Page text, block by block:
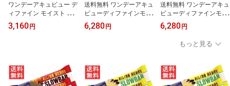
ワンデーアキュビュー デ
ィファイン モイスト 30
枚入 1箱 ジョンソン・エ
ンド・ジョンソン カラー
3,160円
送料無料 ワンデーアキュ
ビューディファインモイ
スト 30枚入 2箱 ラディ
アントシックセット 1日
6,280円
送料無料 ワンデーアキュ
ビューディファインモイ
スト 30枚入 2箱 ラディ
アントスウィート 1日使
い捨て カラコン ジョン
ソン＆ジョンソン 代引不
6,280円
もっと見る